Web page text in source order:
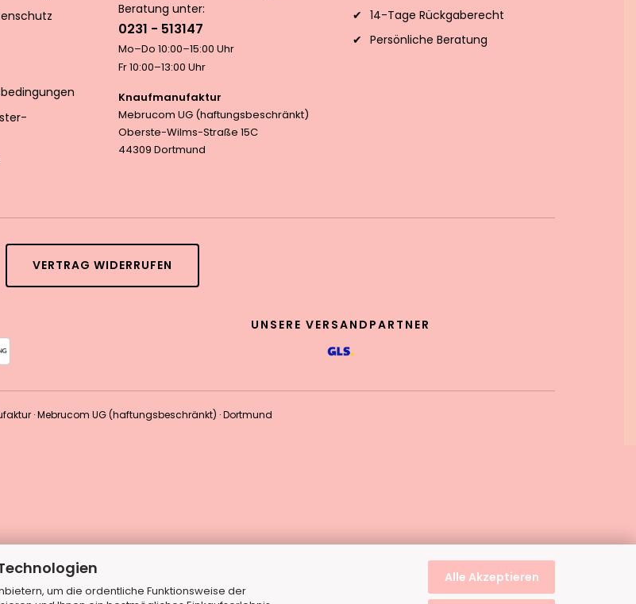
um die ordentliche Funktionsweise der
Alle Akzeptieren
Beratung unter:
0231 - 513147
Mo–Do 10:00–15:00 Uhr
Fr 10:00–13:00 Uhr
Knaufmanufaktur
Mebrucom UG (haftungsbeschränkt)
Oberste-Wilms-Straße 15C
44309 Dortmund
14-Tage Rückgaberecht
Persönliche Beratung
VERTRAG WIDERRUFEN
UNSERE VERSANDPARTNER
· Mebrucom UG (haftungsbeschränkt) · Dortmund